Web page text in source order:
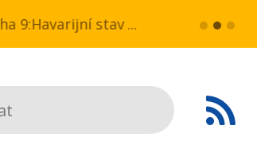
stav ulice Kbelská (úsek
více... HAVARIJNÍ